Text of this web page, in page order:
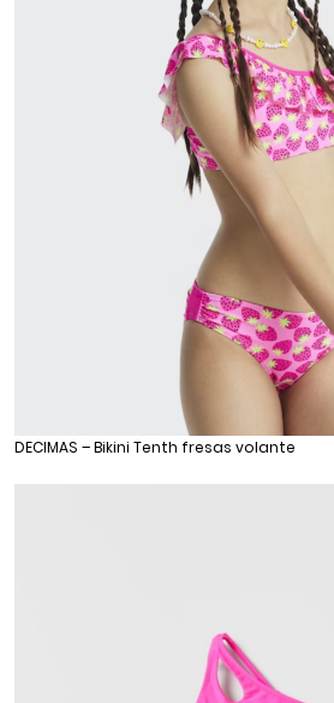
DECIMAS – Bikini Tenth fresas volante